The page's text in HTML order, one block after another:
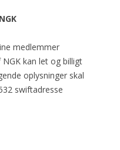
medlemmer
kan let og billigt
oplysninger skal
swiftadresse